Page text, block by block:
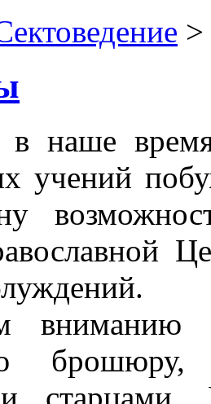
>
в наше
учений
вниманию